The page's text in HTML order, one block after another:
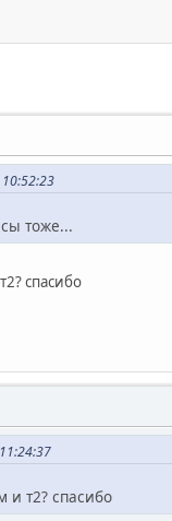
тоже...
спасибо
т2? спасибо